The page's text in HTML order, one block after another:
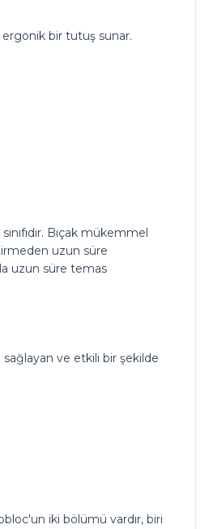
ergonik bir tutuş sunar.
Bıçak mükemmel
uzun süre
uzun süre temas
sağlayan ve etkili bir şekilde
iki bölümü vardır, biri